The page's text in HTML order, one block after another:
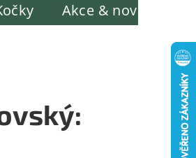
Akce & novinky